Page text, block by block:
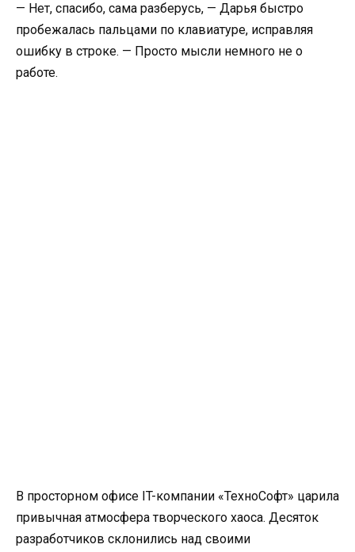
— Нет, спасибо, сама разберусь, — Дарья быстро
пробежалась пальцами по клавиатуре, исправляя
ошибку в строке. — Просто мысли немного не о
работе.
В просторном офисе IT-компании «ТехноСофт» царила
привычная атмосфера творческого хаоса. Десяток
разработчиков склонились над своими